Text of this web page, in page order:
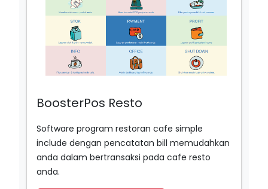
BoosterPos Resto
Software program restoran cafe simple
include dengan pencatatan bill memudahkan
anda dalam bertransaksi pada cafe resto
anda.